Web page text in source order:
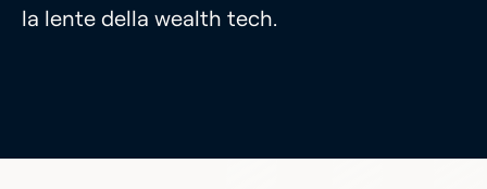
la lente della wealth tech.